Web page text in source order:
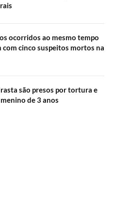
ocorridos ao mesmo tempo
cinco suspeitos mortos na
são presos por tortura e
de 3 anos